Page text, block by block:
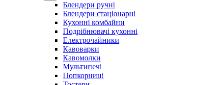
Блендери ручні
Блендери стаціонарні
Кухонні комбайни
Подрібнювачі кухонні
Електрочайники
Кавоварки
Кавомолки
Мультипечі
Попкорниці